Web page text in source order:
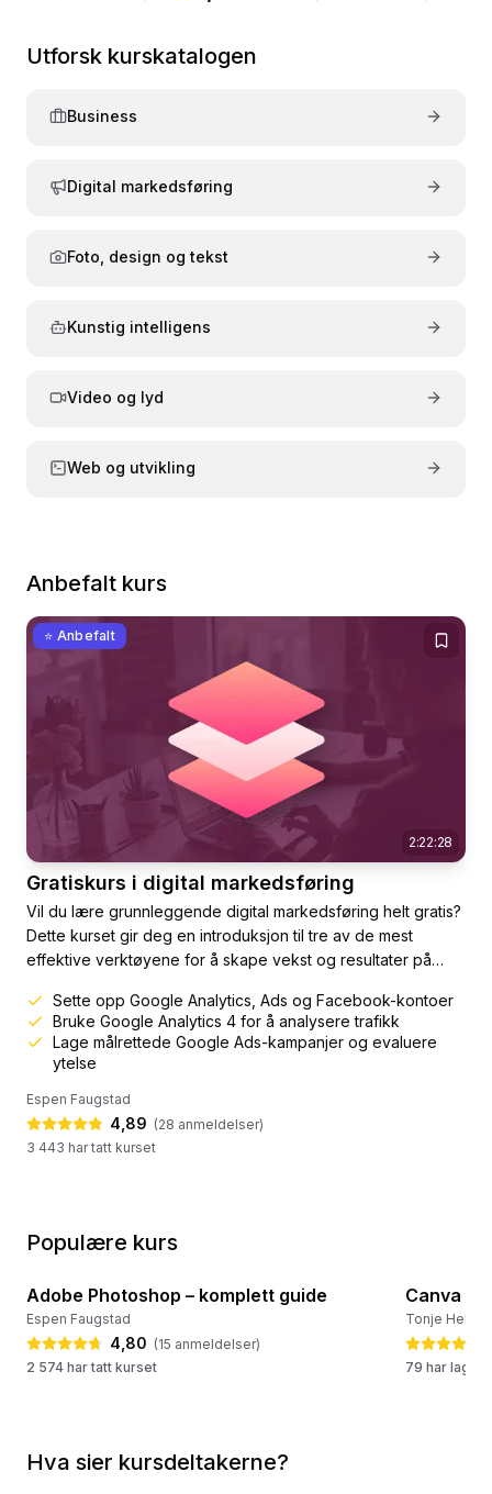
Utforsk kurskatalogen
Business
Digital markedsføring
Foto, design og tekst
Kunstig intelligens
Video og lyd
Web og utvikling
Anbefalt kurs
⭐ Anbefalt
2:22:28
Gratiskurs i digital markedsføring
Vil du lære grunnleggende digital markedsføring helt gratis?
Dette kurset gir deg en introduksjon til tre av de mest
effektive verktøyene for å skape vekst og resultater på
annonsering. Gjennom praktiske eksempler og trinn-for-trinn
veiledning lærer du hvordan du analyserer data, lager
målrettede annonser og optimaliserer kampanjer – uten
Sette opp Google Analytics, Ads og Facebook-kontoer
Bruke Google Analytics 4 for å analysere trafikk
Lage målrettede Google Ads-kampanjer og evaluere
ytelse
Espen Faugstad
4,89 (28 anmeldelser)
3 443 har tatt kurset
Populære kurs
💛 Populært kurs
Adobe Photoshop – komplett guide
Espen Faugstad
4,80 (15 anmeldelser)
2 574 har tatt kurset
🔥 Ofte
Canva –
Tonje
79 har
Hva sier kursdeltakerne?